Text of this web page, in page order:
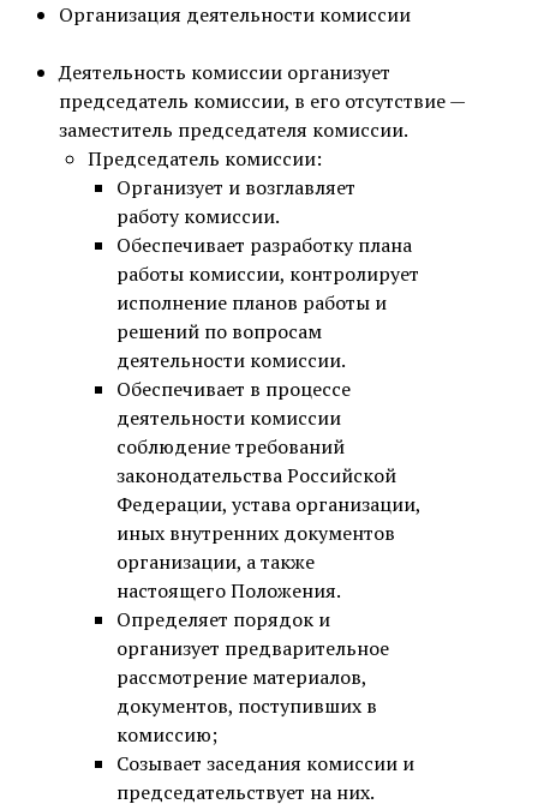
Организация деятельности комиссии
Деятельность комиссии организует
председатель комиссии, в его отсутствие —
заместитель председателя комиссии.
Председатель комиссии:
Организует и возглавляет
работу комиссии.
Обеспечивает разработку плана
работы комиссии, контролирует
исполнение планов работы и
решений по вопросам
деятельности комиссии.
Обеспечивает в процессе
деятельности комиссии
соблюдение требований
законодательства Российской
Федерации, устава организации,
иных внутренних документов
организации, а также
настоящего Положения.
Определяет порядок и
организует предварительное
рассмотрение материалов,
документов, поступивших в
комиссию;
Созывает заседания комиссии и
председательствует на них.